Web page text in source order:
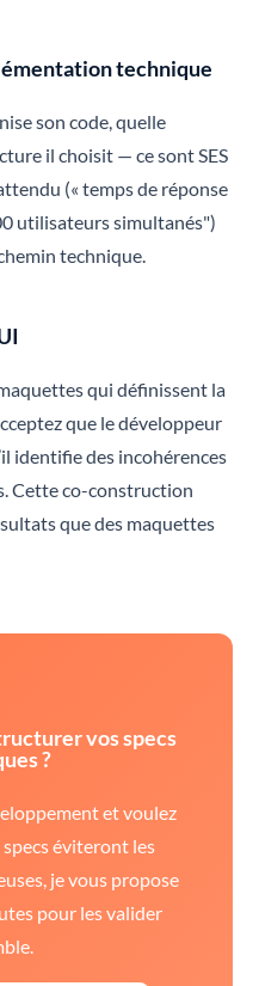
technique
son code, quelle
il choisit — ce sont SES
(« temps de réponse
utilisateurs simultanés")
technique.
qui définissent la
que le développeur
identifie des incohérences
Cette co-construction
que des maquettes
vos specs
?
et voulez
éviteront les
je vous propose
pour les valider